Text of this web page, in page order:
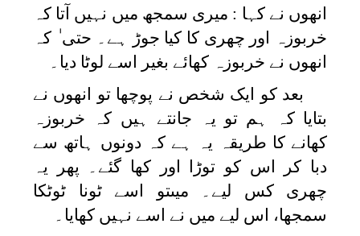
انھوں نے کہا : میری سمجھ میں نہیں آتا کہ
خربوزہ اور چھری کا کیا جوڑ ہے۔ حتی ٰ کہ
انھوں نے خربوزہ کھائے بغیر اسے لوٹا دیا۔
بعد کو ایک شخص نے پوچھا تو انھوں نے
بتایا کہ ہم تو یہ جانتے ہیں کہ خربوزہ
کھانے کا طریقہ یہ ہے کہ دونوں ہاتھ سے
دبا کر اس کو توڑا اور کھا گئے۔ پھر یہ
چھری کس لیے۔ میںتو اسے ٹونا ٹوٹکا
سمجھا، اس لیے میں نے اسے نہیں کھایا۔